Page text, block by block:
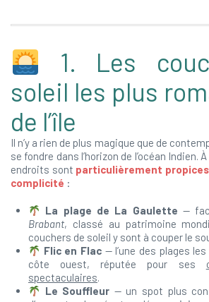
1. Les
soleil les plus
de l’île
Il n’y a rien de plus magique que de
se fondre dans l’horizon de l’océan Indien.
endroits sont particulièrement
complicité :
La plage de La Gaulette —
Brabant, classé au patrimoine
couchers de soleil y sont à couper le
Flic en Flac — l’une des plages
côte ouest, réputée pour ses
spectaculaires.
Le Souffleur — un spot plus